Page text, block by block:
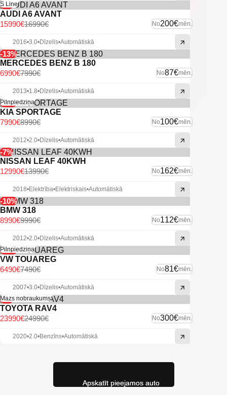
-6%
S Line
AUDI A6 AVANT
No200€mēn.
16990€
15990€
2016•3.0•Dīzelis•Automātiskā
-13%
MERCEDES BENZ B 180
No87€mēn.
7990€
6990€
2013•1.8•Dīzelis•Automātiskā
-11%
Pilnpiedziņa
KIA SPORTAGE
No100€mēn.
8990€
7990€
2012•2.0•Dīzelis•Automātiskā
-7%
NISSAN LEAF 40KWH
No162€mēn.
13990€
12990€
2018•Elektrība•Elektriskais•Automātiskā
-10%
BMW 318
No112€mēn.
9990€
8990€
2012•2.0•Dīzelis•Automātiskā
-13%
Pilnpiedziņa
VW TOUAREG
No81€mēn.
7490€
6490€
2007•3.0•Dīzelis•Automātiskā
-4%
Mazs nobraukums
TOYOTA RAV4
No300€mēn.
24990€
23990€
2020•2.0•Benzīns•Automātiskā